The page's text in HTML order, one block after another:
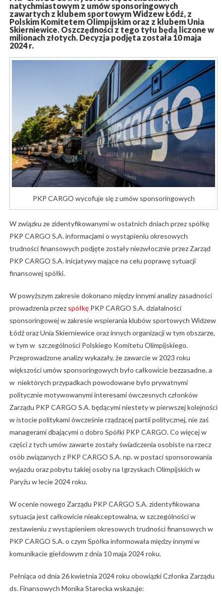
natychmiastowym z umów sponsoringowych
zawartych z klubem sportowym Widzew Łódź, z
Polskim Komitetem Olimpijskim oraz z klubem Unia
Skierniewice. Oszczędności z tego tyłu będą liczone w
milionach złotych. Decyzja podjęta została 10 maja
2024 r.
PKP CARGO wycofuje się z umów sponsoringowych
W związku ze zidentyfikowanymi w ostatnich dniach przez spółkę
PKP CARGO S.A. informacjami o wystąpieniu okresowych
trudności finansowych podjęte zostały niezwłocznie przez Zarząd
PKP CARGO S.A. inicjatywy mające na celu poprawę sytuacji
finansowej spółki.
W powyższym zakresie dokonano między innymi analizy zasadności
prowadzenia przez spółkęPKP CARGO S.A. działalności
sponsoringowej w zakresie wspierania klubów sportowych Widzew
Łódź oraz Unia Skierniewice oraz innych organizacji w tym obszarze,
w tym w szczególności Polskiego Komitetu Olimpijskiego.
Przeprowadzone analizy wykazały, że zawarcie w 2023 roku
większości umów sponsoringowych było całkowicie bezzasadne, a
w niektórych przypadkach powodowane było prywatnymi
politycznie motywowanymi interesami ówczesnych członków
Zarządu PKP CARGO S.A. będącymi niestety w pierwszej kolejności
w istocie politykami ówcześnie rządzącej partii politycznej, nie zaś
managerami dbającymi o dobro Spółki PKP CARGO. Co więcej w
części z tych umów zawarte zostały świadczenia osobiste na rzecz
osób związanych z PKP CARGO S.A. np. w postaci sponsorowania
wyjazdu oraz pobytu takiej osoby na Igrzyskach Olimpijskich w
Paryżu w lecie 2024 roku.
W ocenie nowego Zarządu PKP CARGO S.A. zidentyfikowana
sytuacja jest całkowicie nieakceptowalna, w szczególności w
zestawieniu z wystąpieniem okresowych trudności finansowych w
PKP CARGO S.A. o czym Spółka informowała między innymi w
komunikacie giełdowym z dnia 10 maja 2024 roku.
Pełniąca od dnia 26 kwietnia 2024 roku obowiązki Członka Zarządu
ds. Finansowych Monika Starecka wskazuje: